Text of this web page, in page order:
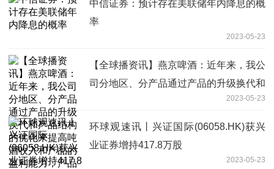
中信证券：预计存在美联储年内降息的概
率
2023-05-23
【全球播资讯】燕京啤酒：近年来，我公
司分地区、分产品通过产品的升级换代和
产品结构的优化来提高吨酒收入和产品的
盈利能力，产品价格体系有了进一步优化
2023-05-23
环球观速讯丨兴证国际(06058.HK)获兴
业证券增持417.8万股
2023-05-23